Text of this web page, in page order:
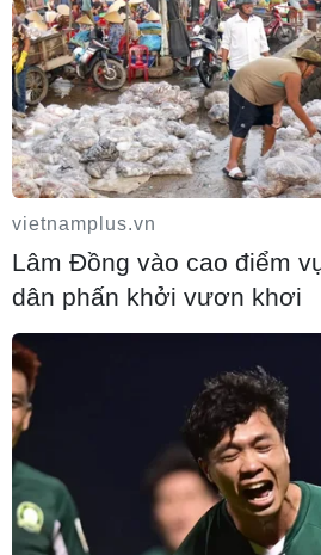
Thi công trở lại dự án
30 sau phản ánh của
06/08/2026 16:42
Hà Nội tăng tốc thi công
1 đoạn Hoàng Cầu-Voi
Khởi tố Chủ tịch Hội
đốc Công ty cổ phần
06/08/2026 16:06
vietnamplus.vn
Lâm Đồng vào cao điểm
dân phấn khởi vươn khơi